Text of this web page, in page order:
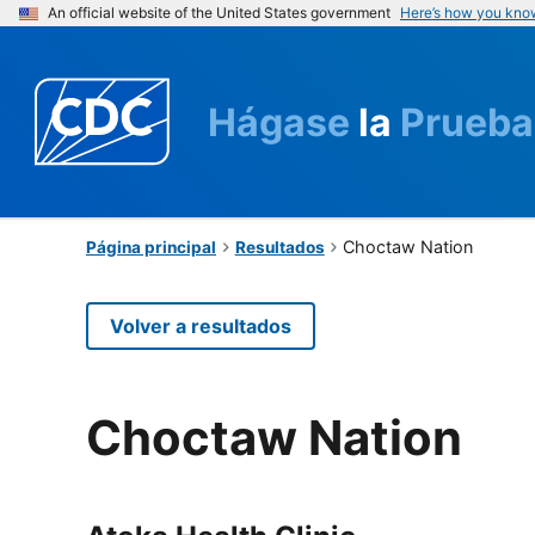
An official website of the United States government Here’s how you
Hágase la Prueba
Página principal Resultados Choctaw Nation
Volver a resultados
Choctaw Nation